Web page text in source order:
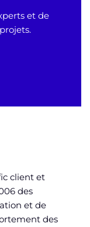
et de
client et
des
et de
des